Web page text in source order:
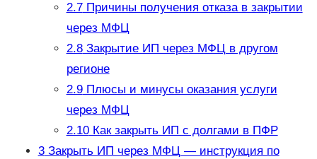
2.7Причины получения отказа в закрытии
через МФЦ
2.8Закрытие ИП через МФЦ в другом
регионе
2.9Плюсы и минусы оказания услуги
через МФЦ
2.10Как закрыть ИП с долгами в ПФР
3Закрыть ИП через МФЦ — инструкция по